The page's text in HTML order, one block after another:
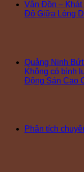
Vân Đồn –
Đô Giữa Lòng
Quảng Ninh
Không có bình
Động Sản Cao
Phân tích